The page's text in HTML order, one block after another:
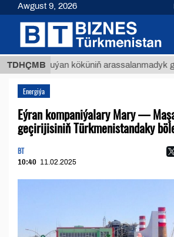
TDHÇMB
Buýan köküniň arassalanmadyk
Energiýa
Eýran kompaniýalary Mary —
geçirijisiniň Türkmenistandaky
BT
10:40 11.02.2025
Awgust 9, 2026